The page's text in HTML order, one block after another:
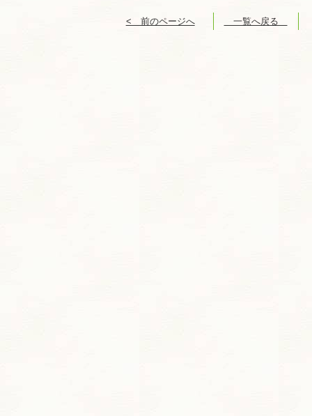
< 前のページへ 一覧へ戻る